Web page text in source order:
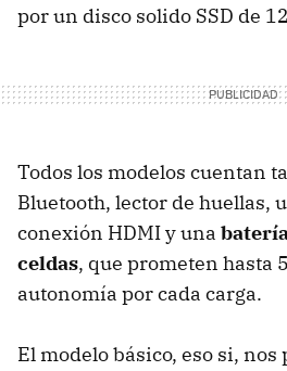
por un disco solido SSD de
Todos los modelos cuentan
Bluetooth, lector de huellas,
conexión HDMIy una
celdas, que prometen hasta
autonomía por cada carga.
El modelo básico, eso si, nos